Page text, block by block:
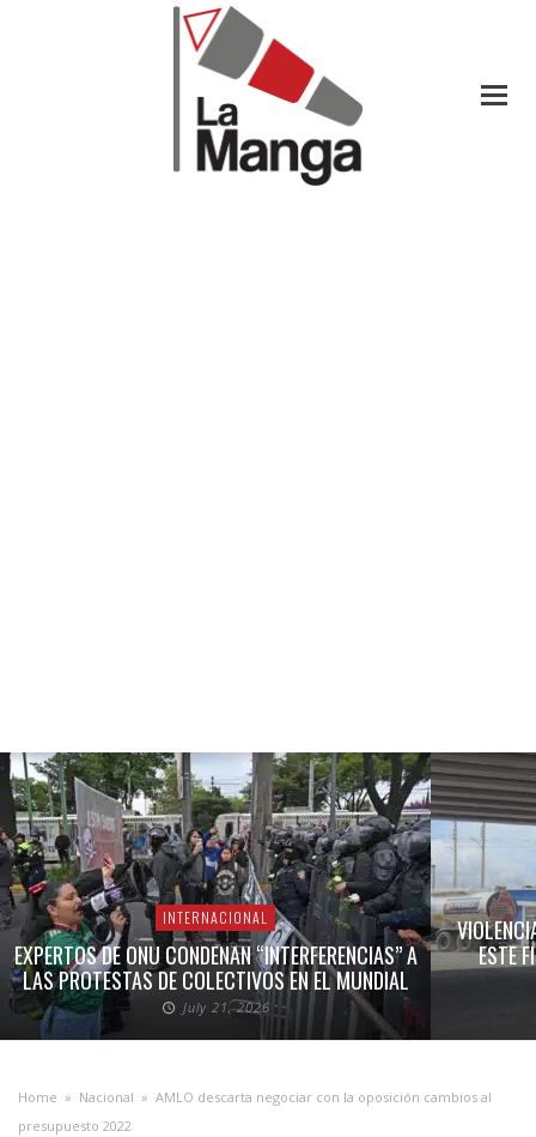
INTERNACIONAL
EXPERTOS DE ONU CONDENAN “INTERFERENCIAS” A
LAS PROTESTAS DE COLECTIVOS EN EL MUNDIAL
July 21, 2026
ESTE
Home » Nacional » AMLO descarta negociar con la oposición cambios al
presupuesto 2022